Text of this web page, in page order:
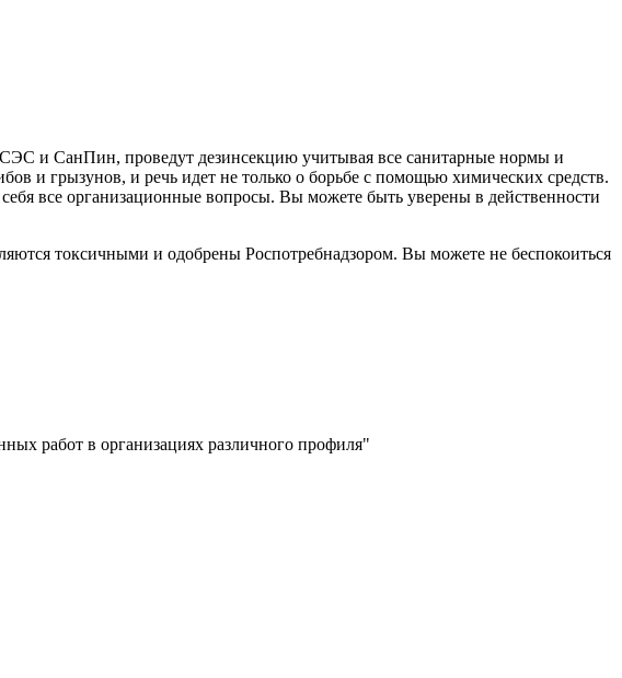
и СанПин, проведут дезинсекцию учитывая все санитарные нормы и
и грызунов, и речь идет не только о борьбе с помощью химических средств.
все организационные вопросы. Вы можете быть уверены в действенности
токсичными и одобрены Роспотребнадзором. Вы можете не беспокоиться
работ в организациях различного профиля"